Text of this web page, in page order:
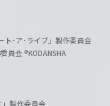
･ア･ライブ」製作委員会
員会 ®KODANSHA
製作委員会